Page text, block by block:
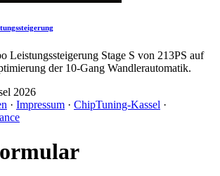
Leistungssteigerung Stage S von 213PS auf
der 10-Gang Wandlerautomatik.
2026
· Impressum · ChipTuning-Kassel ·